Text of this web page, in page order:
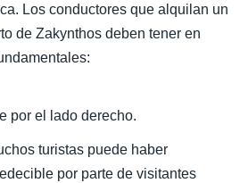
Los conductores que alquilan un
de Zakynthos deben tener en
por el lado derecho.
turistas puede haber
por parte de visitantes